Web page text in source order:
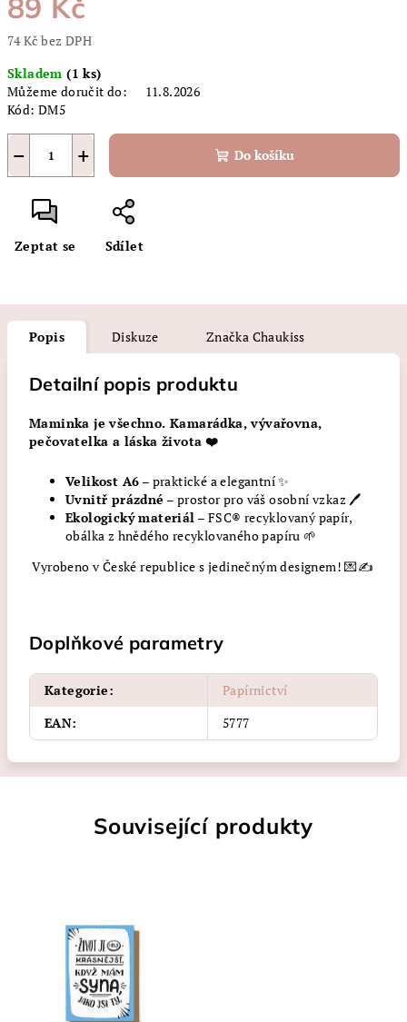
89 Kč
74 Kč bez DPH
cena:
Skladem(1 ks)
Můžeme doručit do:
11.8.2026
Kód: DM5
+
− Do košíku
Zeptat se Sdílet
Popis Diskuze Značka Chaukiss
Detailní popis produktu
Maminka je všechno. Kamarádka, vývařovna,
pečovatelka a láska života ❤️
Velikost A6 – praktické a elegantní ✨
Uvnitř prázdné – prostor pro váš osobní vzkaz 🖊️
Ekologický materiál – FSC® recyklovaný papír,
obálka z hnědého recyklovaného papíru 🌱
Vyrobeno v České republice s jedinečným designem! 💌✍️
Doplňkové parametry
Kategorie:
Papírnictví
EAN: 5777
Související produkty